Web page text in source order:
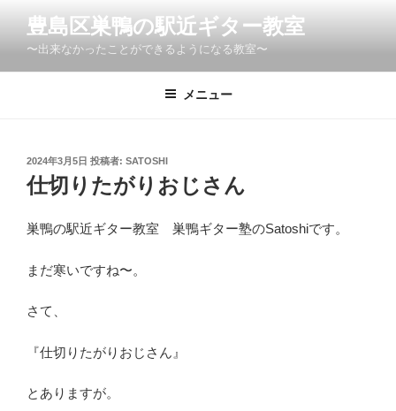
ン
豊島区巣鴨の駅近ギター教室
〜出来なかったことができるようになる教室〜
メニュー
投
稿
日:
2024年3月5日 投稿者: SATOSHI
仕切りたがりおじさん
巣鴨の駅近ギター教室 巣鴨ギター塾のSatoshiです。
まだ寒いですね〜。
さて、
『仕切りたがりおじさん』
とありますが。